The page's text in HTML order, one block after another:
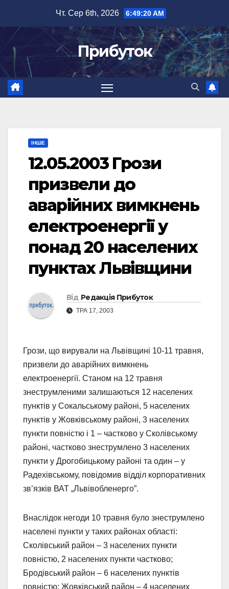
вмісту
Чт. Сер 6th, 2026 6:49:21 AM
Прибуток
ІНШЕ
12.05.2003 Грози
призвели до
аварійних вимкнень
електроенергії у
понад 20 населених
пунктах Львівщини
Від Редакція Прибуток
ТРА 17, 2003
Грози, що вирували на Львівщині 10-11 травня,
призвели до аварійних вимкнень
електроенергії. Станом на 12 травня
знеструмленими залишаються 12 населених
пунктів у Сокальському районі, 5 населених
пунктів у Жовківському районі, 3 населених
пункти повністю і 1 – частково у Сколівському
районі, частково знеструмлено 3 населених
пункти у Дрогобицькому районі та один – у
Радехівському, повідомив відділ корпоративних
зв’язків ВАТ „Львівобленерго”.
Внаслідок негоди 10 травня було знеструмлено
населені пункти у таких районах області:
Сколівський район – 3 населених пункти
повністю, 2 населених пункти частково;
Бродівський район – 6 населених пунктів
повністю; Жовківський район – 4 населених